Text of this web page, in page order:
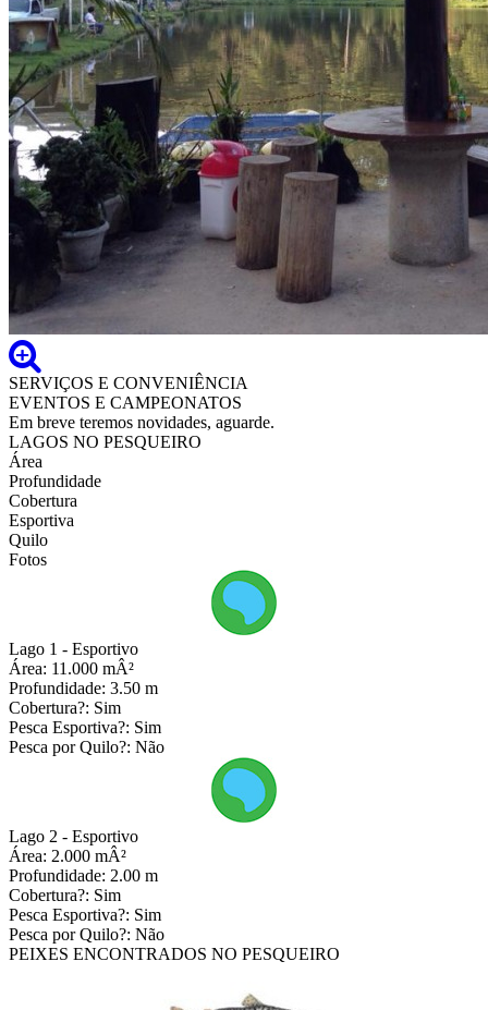
SERVIÇOS E CONVENIÊNCIA
EVENTOS E CAMPEONATOS
Em breve teremos novidades, aguarde.
LAGOS NO PESQUEIRO
Área
Profundidade
Cobertura
Esportiva
Quilo
Fotos
Lago 1 - Esportivo
Área: 11.000 mÂ²
Profundidade: 3.50 m
Cobertura?: Sim
Pesca Esportiva?: Sim
Pesca por Quilo?: Não
Lago 2 - Esportivo
Área: 2.000 mÂ²
Profundidade: 2.00 m
Cobertura?: Sim
Pesca Esportiva?: Sim
Pesca por Quilo?: Não
PEIXES ENCONTRADOS NO PESQUEIRO